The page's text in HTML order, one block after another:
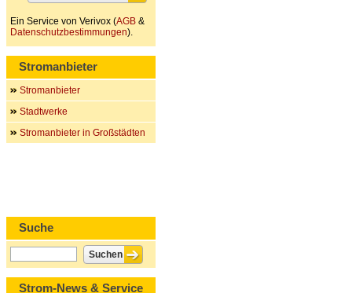
Ein Service von Verivox (AGB &
Datenschutzbestimmungen).
Stromanbieter
Stromanbieter
Stadtwerke
Stromanbieter in Großstädten
Suche
Strom-News & Service